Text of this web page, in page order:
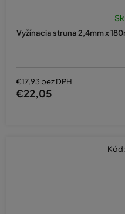
Vyžínacia struna 2,4mm x
€17,93 bez DPH
€22,05
Kód: